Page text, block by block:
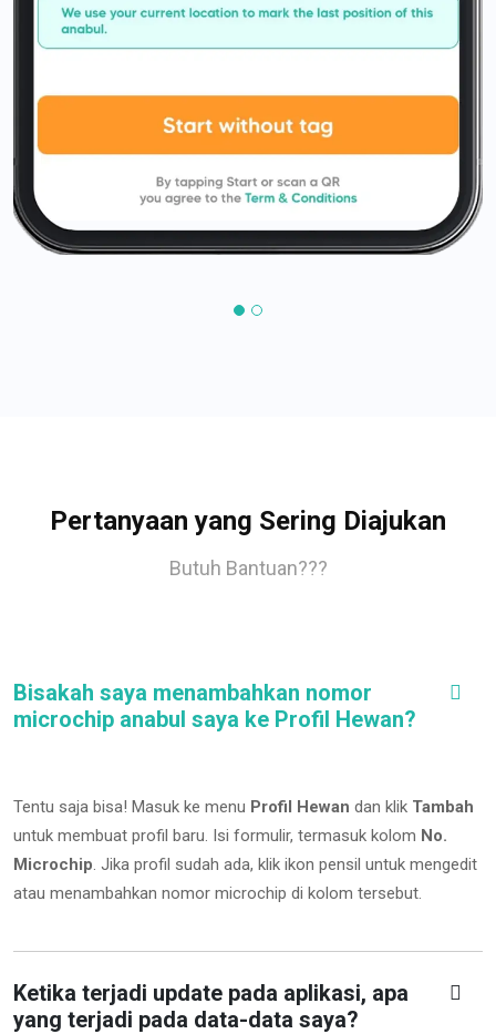
Pertanyaan yang Sering Diajukan
Butuh Bantuan???
Bisakah saya menambahkan nomor
microchip anabul saya ke Profil Hewan?
Tentu saja bisa! Masuk ke menu Profil Hewan dan klik Tambah
untuk membuat profil baru. Isi formulir, termasuk kolom No.
Microchip. Jika profil sudah ada, klik ikon pensil untuk mengedit
atau menambahkan nomor microchip di kolom tersebut.
Ketika terjadi update pada aplikasi, apa
yang terjadi pada data-data saya?